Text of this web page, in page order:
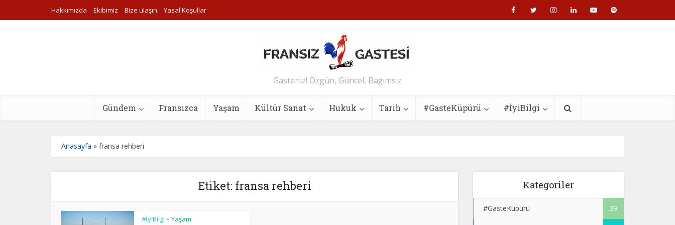
Hakkımızda Ekibimiz Bize ulaşın Yasal Koşullar
Gasteniz! Özgün, Güncel, Bağımsız
Gündem Fransızca Yaşam Kültür Sanat Hukuk Tarih #GasteKüpürü #İyiBilgi
Anasayfa » fransa rehberi
Etiket: fransa rehberi
#İyiBilgi • Yaşam
Kategoriler
#GasteKüpürü 39